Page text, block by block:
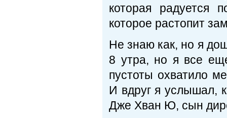
которая радуется
которое растопит
Не знаю как, но я
8 утра, но я все
пустоты охватило
И вдруг я услышал,
Дже Хван Ю, сын